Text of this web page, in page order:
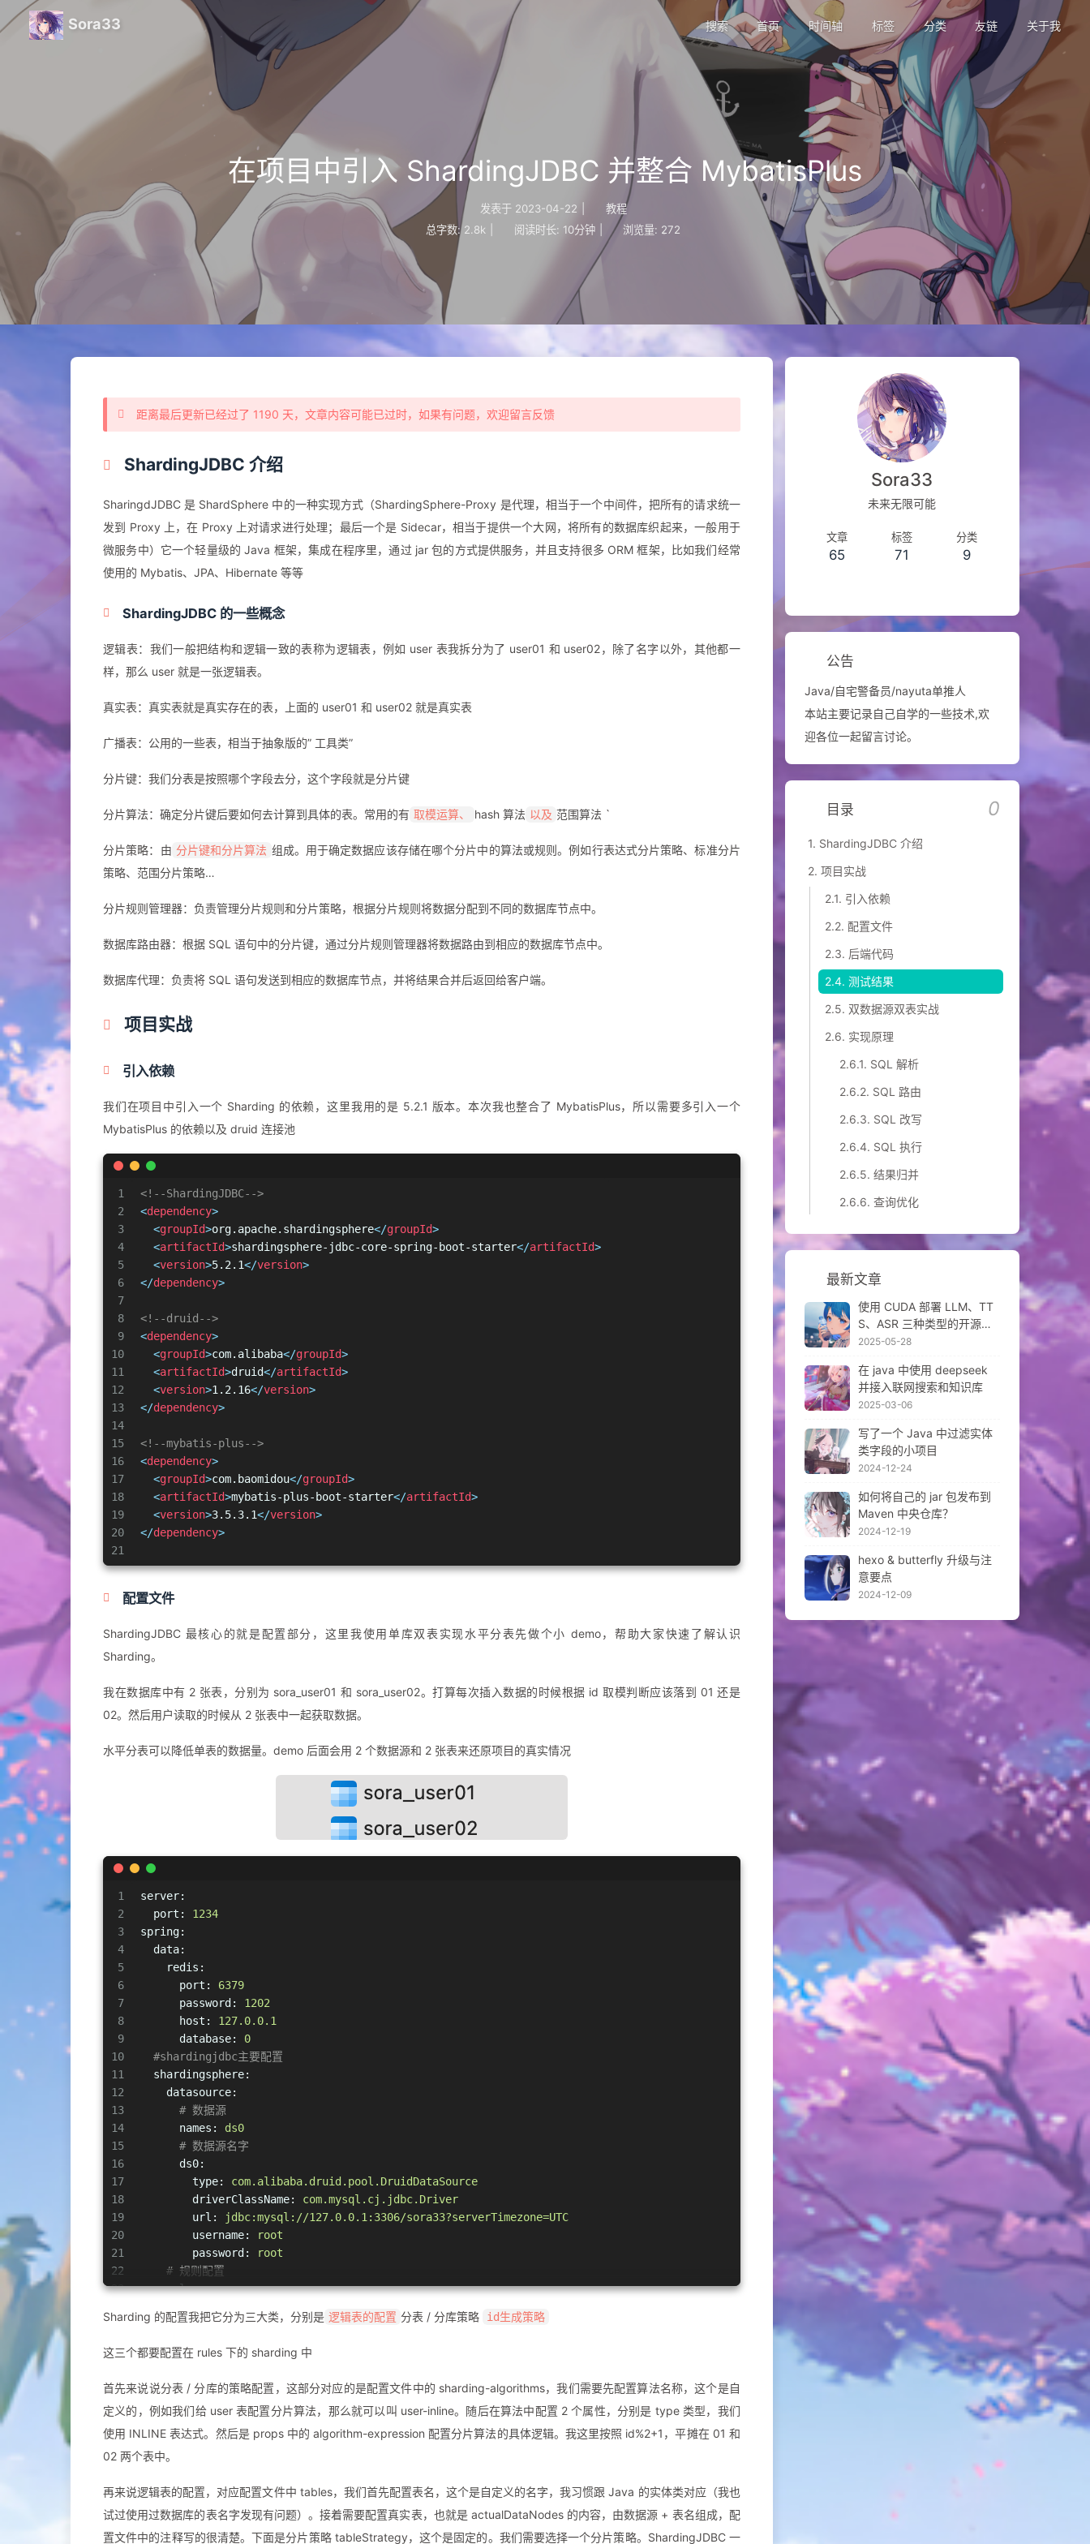
Sora33 搜索 首页 时间轴 标签 分类 友链 关于我
在项目中引入 ShardingJDBC 并整合 MybatisPlus
发表于 2023-04-22
教程
总字数: 2.8k 阅读时长: 10分钟 浏览量: 272
距离最后更新已经过了 1190 天，文章内容可能已过时，如果有问题，欢迎留言反馈
ShardingJDBC 介绍
SharingdJDBC 是 ShardSphere 中的一种实现方式（ShardingSphere-Proxy 是代理，相当于一个中间件，把所有的请求统一
发到 Proxy 上，在 Proxy 上对请求进行处理；最后一个是 Sidecar，相当于提供一个大网，将所有的数据库织起来，一般用于
微服务中）它一个轻量级的 Java 框架，集成在程序里，通过 jar 包的方式提供服务，并且支持很多 ORM 框架，比如我们经常
使用的 Mybatis、JPA、Hibernate 等等
ShardingJDBC 的一些概念
逻辑表：我们一般把结构和逻辑一致的表称为逻辑表，例如 user 表我拆分为了 user01 和 user02，除了名字以外，其他都一
样，那么 user 就是一张逻辑表。
真实表：真实表就是真实存在的表，上面的 user01 和 user02 就是真实表
广播表：公用的一些表，相当于抽象版的” 工具类”
分片键：我们分表是按照哪个字段去分，这个字段就是分片键
分片算法：确定分片键后要如何去计算到具体的表。常用的有 取模运算、 hash 算法 以及 范围算法 `
分片策略：由 分片键和分片算法 组成。用于确定数据应该存储在哪个分片中的算法或规则。例如行表达式分片策略、标准分片
策略、范围分片策略…
分片规则管理器：负责管理分片规则和分片策略，根据分片规则将数据分配到不同的数据库节点中。
数据库路由器：根据 SQL 语句中的分片键，通过分片规则管理器将数据路由到相应的数据库节点中。
数据库代理：负责将 SQL 语句发送到相应的数据库节点，并将结果合并后返回给客户端。
项目实战
引入依赖
我们在项目中引入一个 Sharding 的依赖，这里我用的是 5.2.1 版本。本次我也整合了 MybatisPlus，所以需要多引入一个
MybatisPlus 的依赖以及 druid 连接池
1
2
3
4
5
6
7
8
9
10
11
12
13
14
15
16
17
18
19
20
21
<!--ShardingJDBC-->
<dependency>
<groupId>org.apache.shardingsphere</groupId>
<artifactId>shardingsphere-jdbc-core-spring-boot-starter</artifactId>
<version>5.2.1</version>
</dependency>
<!--druid-->
<dependency>
<groupId>com.alibaba</groupId>
<artifactId>druid</artifactId>
<version>1.2.16</version>
</dependency>
<!--mybatis-plus-->
<dependency>
<groupId>com.baomidou</groupId>
<artifactId>mybatis-plus-boot-starter</artifactId>
<version>3.5.3.1</version>
</dependency>
配置文件
ShardingJDBC 最核心的就是配置部分，这里我使用单库双表实现水平分表先做个小 demo，帮助大家快速了解认识
Sharding。
我在数据库中有 2 张表，分别为 sora_user01 和 sora_user02。打算每次插入数据的时候根据 id 取模判断应该落到 01 还是
02。然后用户读取的时候从 2 张表中一起获取数据。
水平分表可以降低单表的数据量。demo 后面会用 2 个数据源和 2 张表来还原项目的真实情况
1
2
3
4
5
6
7
8
9
10
11
12
13
14
15
16
17
18
19
20
21
22
23
25
27
29
30
31
32
34
36
37
server:
port:
1234
spring:
data:
redis:
port:
6379
password:
1202
host:
127.0.0.1
database:
0
#shardingjdbc主要配置
shardingsphere:
datasource:
# 数据源
names:
ds0
# 数据源名字
ds0:
type:
com.alibaba.druid.pool.DruidDataSource
driverClassName:
com.mysql.cj.jdbc.Driver
url:
jdbc:mysql://127.0.0.1:3306/sora33?serverTimezone=UTC
username:
root
password:
root
# 规则配置
rules:
# 配置各种表
# 表名，对应Java中实体类的类名
# 真实表 {1..2}表示范围1-2 {1,2}表示枚举 1和2
actualDataNodes:
ds0.sora_user0$->{1..2}
# 分片策略配置
standard:
shardingColumn: id
# 表的分片算法名称 引入我们刚刚配置的user-inline
Sharding 的配置我把它分为三大类，分别是 逻辑表的配置 分表 / 分库策略 id生成策略
这三个都要配置在 rules 下的 sharding 中
首先来说说分表 / 分库的策略配置，这部分对应的是配置文件中的 sharding-algorithms，我们需要先配置算法名称，这个是自
定义的，例如我们给 user 表配置分片算法，那么就可以叫 user-inline。随后在算法中配置 2 个属性，分别是 type 类型，我们
使用 INLINE 表达式。然后是 props 中的 algorithm-expression 配置分片算法的具体逻辑。我这里按照 id%2+1，平摊在 01 和
02 两个表中。
再来说逻辑表的配置，对应配置文件中 tables，我们首先配置表名，这个是自定义的名字，我习惯跟 Java 的实体类对应（我也
试过使用过数据库的表名字发现有问题）。接着需要配置真实表，也就是 actualDataNodes 的内容，由数据源 + 表名组成，配
置文件中的注释写的很清楚。下面是分片策略 tableStrategy，这个是固定的。我们需要选择一个分片策略。ShardingJDBC 一
Sora33
未来无限可能
文章
65
标签
71
分类
9
公告
Java/自宅警备员/nayuta单推人
本站主要记录自己自学的一些技术,欢
迎各位一起留言讨论。
目录 0
1. ShardingJDBC 介绍
2. 项目实战
2.1. 引入依赖
2.2. 配置文件
2.3. 后端代码
2.4. 测试结果
2.5. 双数据源双表实战
2.6. 实现原理
2.6.1. SQL 解析
2.6.2. SQL 路由
2.6.3. SQL 改写
2.6.4. SQL 执行
2.6.5. 结果归并
2.6.6. 查询优化
最新文章
使用 CUDA 部署 LLM、TT
S、ASR 三种类型的开源模
型
2025-05-28
在 java 中使用 deepseek
并接入联网搜索和知识库
2025-03-06
写了一个 Java 中过滤实体
类字段的小项目
2024-12-24
如何将自己的 jar 包发布到
Maven 中央仓库？
2024-12-19
hexo & butterfly 升级与注
意要点
2024-12-09